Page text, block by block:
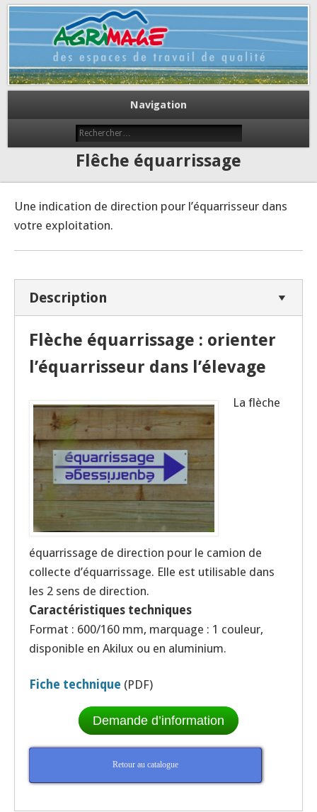
Agrimage
Des espaces de travail de qualité
Navigation
Flêche équarrissage
Une indication de direction pour l’équarrisseur dans
votre exploitation.
Description
Flèche équarrissage : orienter
l’équarrisseur dans l’élevage
La flèche
équarrissage de direction pour le camion de
collecte d’équarrissage. Elle est utilisable dans
les 2 sens de direction.
Caractéristiques techniques
Format : 600/160 mm, marquage : 1 couleur,
disponible en Akilux ou en aluminium.
Fiche technique (PDF)
Demande d’information
Retour au catalogue